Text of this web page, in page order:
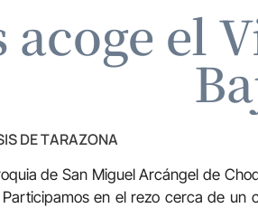
acoge el
DE TARAZONA
de San Miguel Arcángel de
en el rezo cerca de un